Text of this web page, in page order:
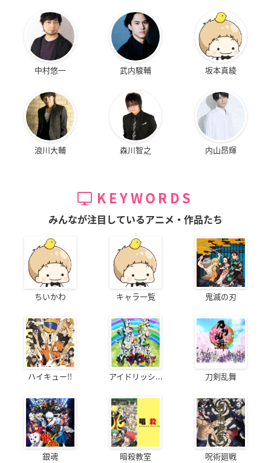
中村悠一 武内駿輔 坂本真綾
浪川大輔 森川智之 内山昂輝
KEYWORDS
みんなが注目しているアニメ・作品たち
ちいかわ キャラ一覧 鬼滅の刃
ハイキュー!! アイドリッシ... 刀剣乱舞
銀魂 暗殺教室 呪術廻戦